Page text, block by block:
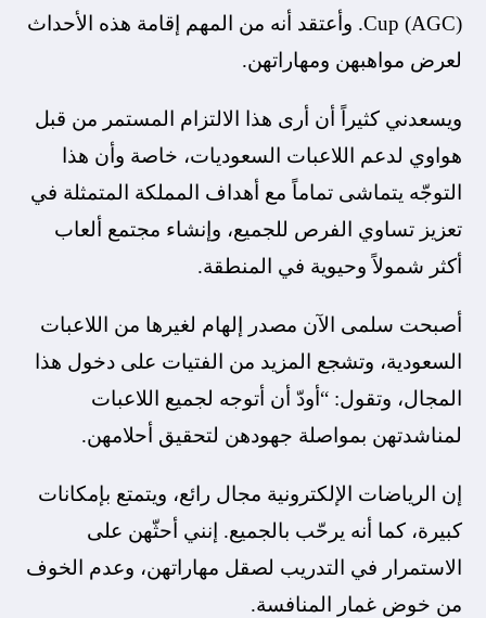
Cup (AGC). وأعتقد أنه من المهم إقامة هذه الأحداث
لعرض مواهبهن ومهاراتهن.
ويسعدني كثيراً أن أرى هذا الالتزام المستمر من قبل
هواوي لدعم اللاعبات السعوديات، خاصة وأن هذا
التوجّه يتماشى تماماً مع أهداف المملكة المتمثلة في
تعزيز تساوي الفرص للجميع، وإنشاء مجتمع ألعاب
أكثر شمولاً وحيوية في المنطقة.
أصبحت سلمى الآن مصدر إلهام لغيرها من اللاعبات
السعودية، وتشجع المزيد من الفتيات على دخول هذا
المجال، وتقول: “أودّ أن أتوجه لجميع اللاعبات
لمناشدتهن بمواصلة جهودهن لتحقيق أحلامهن.
إن الرياضات الإلكترونية مجال رائع، ويتمتع بإمكانات
كبيرة، كما أنه يرحّب بالجميع. إنني أحثّهن على
الاستمرار في التدريب لصقل مهاراتهن، وعدم الخوف
من خوض غمار المنافسة.